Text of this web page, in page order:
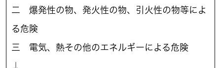
二 爆発性の物、発火性の物、引火性の物等によ
る危険
三 電気、熱その他のエネルギーによる危険
↓